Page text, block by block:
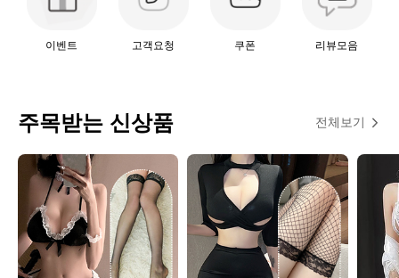
이벤트 고객요청 쿠폰 리뷰모음
주목받는 신상품 전체보기